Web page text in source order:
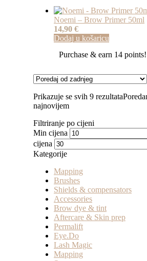
Noemi – Brow Primer 50ml
14,90 €
Dodaj u košaricu
Purchase & earn 14 points!
Prikazuje se svih 9 rezultata
najnovijem
Filtriranje po cijeni
Min cijena
cijena
Kategorije
Mapping
Brushes
Shields & compensators
Accessories
Brow dye & tint
Aftercare & Skin prep
Permalift
Eye.Do
Lash Magic
Mapping